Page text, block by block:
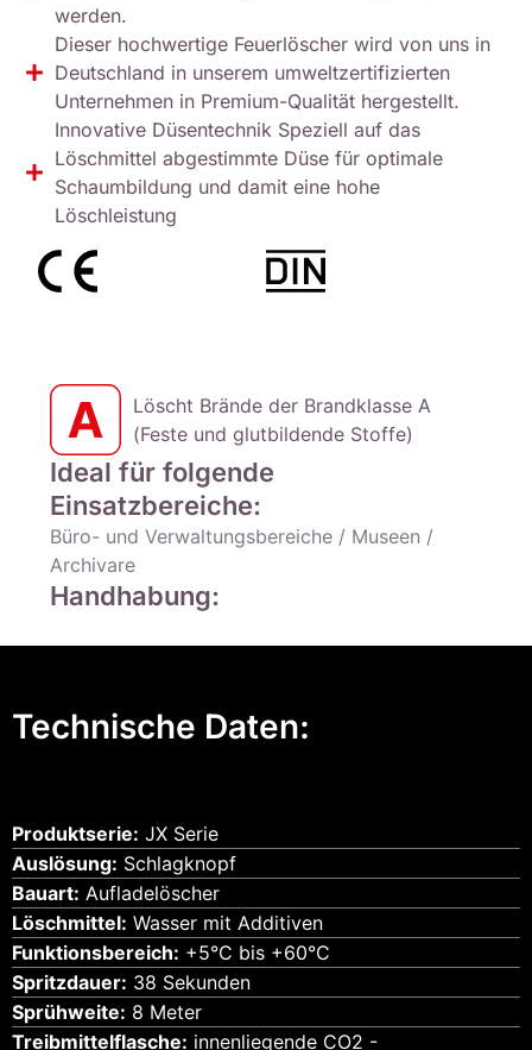
werden.
Dieser hochwertige Feuerlöscher wird von uns in
Deutschland in unserem umweltzertifizierten
Unternehmen in Premium-Qualität hergestellt.
Innovative Düsentechnik Speziell auf das
Löschmittel abgestimmte Düse für optimale
Schaumbildung und damit eine hohe
Löschleistung
Löscht Brände der Brandklasse A
(Feste und glutbildende Stoffe)
Ideal für folgende
Einsatzbereiche:
Büro- und Verwaltungsbereiche / Museen /
Archivare
Handhabung:
Technische Daten:
Produktserie: JX Serie
Auslösung: Schlagknopf
Bauart: Aufladelöscher
Löschmittel: Wasser mit Additiven
Funktionsbereich: +5°C bis +60°C
Spritzdauer: 38 Sekunden
Sprühweite: 8 Meter
Treibmittelflasche: innenliegende CO2 -